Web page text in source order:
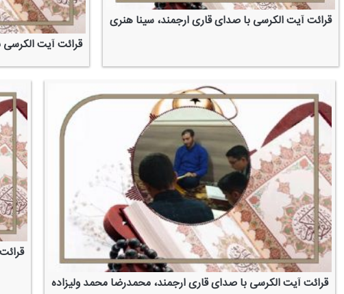
قرائت آیت الكرسی با صدای قاری ارجمند، سینا هنری
قرائت آیت الكرسی
قرائت آیت الكرسی با صدای قاری ارجمند، محمدرضا محمد ولیزاده